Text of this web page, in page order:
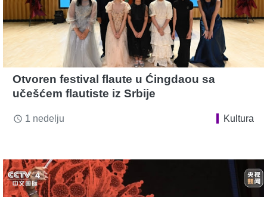
Otvoren festival flaute u Ćingdaou sa
učešćem flautiste iz Srbije
access_time 1 nedelju Kultura